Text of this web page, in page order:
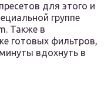
для этого и
группе
Также в
готовых фильтров,
вдохнуть в